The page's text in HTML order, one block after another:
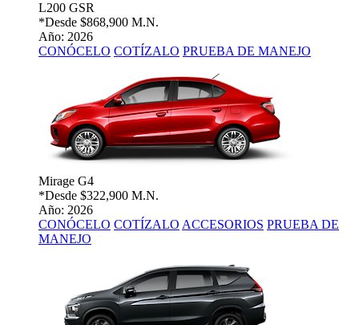
L200 GSR
*Desde $868,900 M.N.
Año: 2026
CONÓCELO COTÍZALO PRUEBA DE MANEJO
Mirage G4
*Desde $322,900 M.N.
Año: 2026
CONÓCELO COTÍZALO ACCESORIOS PRUEBA DE
MANEJO